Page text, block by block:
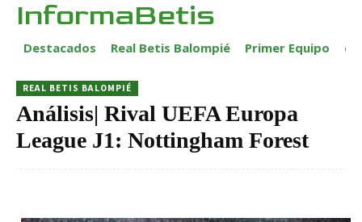
InformaBetis
Destacados Real Betis Balompié Primer Equipo
REAL BETIS BALOMPIÉ
Análisis| Rival UEFA Europa
League J1: Nottingham Forest